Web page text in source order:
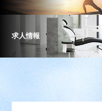
求人情報